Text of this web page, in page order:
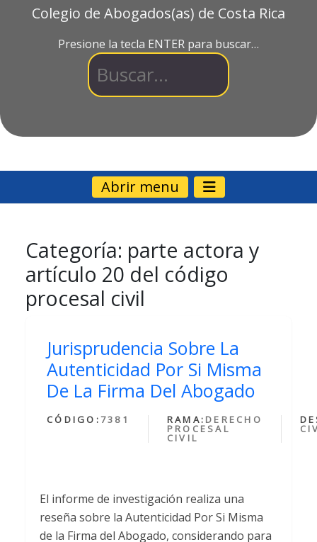
Colegio de Abogados(as) de Costa Rica
Presione la tecla ENTER para buscar…
Abrir menu
Categoría: parte actora y
artículo 20 del código
procesal civil
Jurisprudencia Sobre La
Autenticidad Por Si Misma
De La Firma Del Abogado
CÓDIGO: 7381 RAMA: DERECHO
PROCESAL
CIVIL
El informe de investigación realiza una
reseña sobre la Autenticidad Por Si Misma
de la Firma del Abogado, considerando para